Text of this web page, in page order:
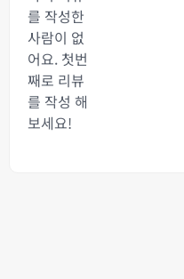
를 작성한
사람이 없
어요. 첫번
째로 리뷰
를 작성 해
보세요!